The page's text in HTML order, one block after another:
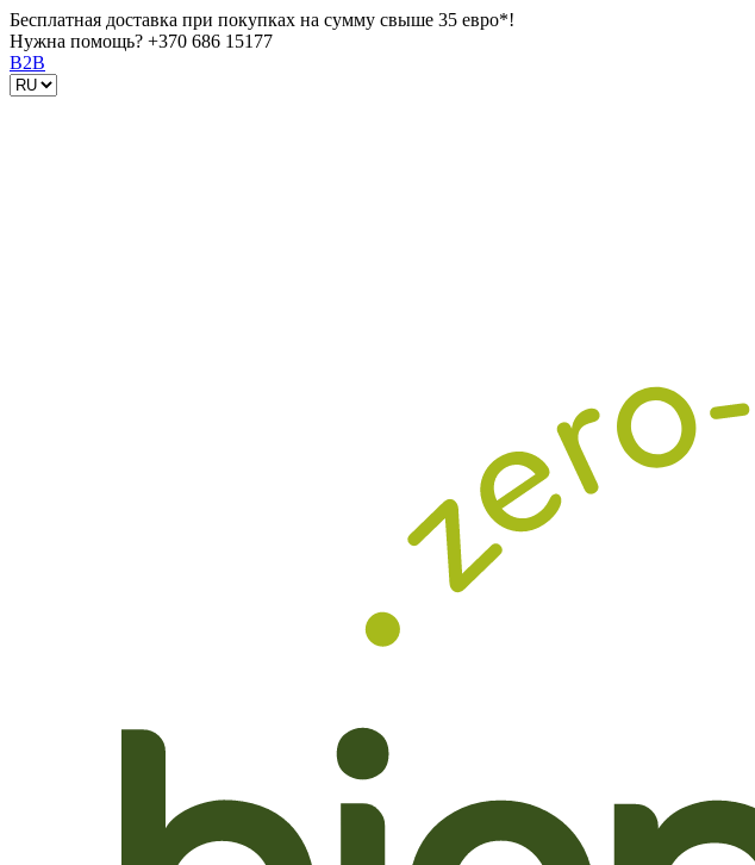
Бесплатная доставка при покупках на сумму свыше 35 евро*!
Нужна помощь? +370 686 15177
B2B